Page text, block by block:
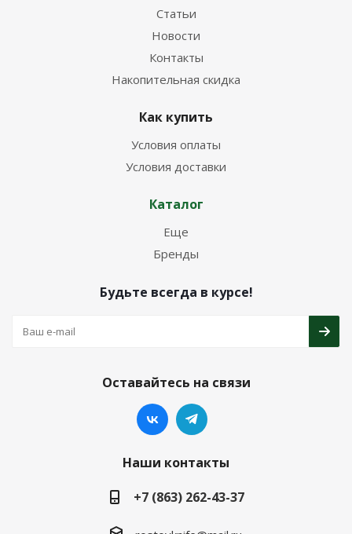
Статьи
Новости
Контакты
Накопительная скидка
Как купить
Условия оплаты
Условия доставки
Каталог
Еще
Бренды
Будьте всегда в курсе!
Оставайтесь на связи
Наши контакты
+7 (863) 262-43-37